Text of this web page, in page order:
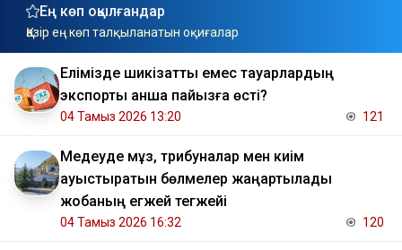
Ең көп оқылғандар
Қазір ең көп талқыланатын оқиғалар
Елімізде шикізаттық емес тауарлардың
экспорты қанша пайызға өсті?
04 Тамыз 2026 13:20 121
Медеуде мұз, трибуналар мен киім
ауыстыратын бөлмелер жаңартылады
жобаның егжей тегжейі
04 Тамыз 2026 16:32 120